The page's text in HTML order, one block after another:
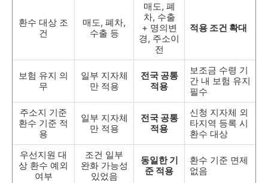
환수 대상 조
건
매도, 폐차,
수출 등
매도, 폐
차, 수출
+ 명의변
경, 주소이
전
적용 조건 확대
보험 유지 의
무
일부 지자체
만 적용
전국 공통
적용
보조금 수령 기
간 내 보험 유지
필수
주소지 기준
환수 기준 적
용
일부 지자체
만 적용
전국 공통
적용
신청 지자체 외
타지역 등록 시
환수 대상
우선지원 대
상 환수 예외
여부
조건 일부
완화 가능성
있었음
동일한 기
준 적용
환수 기준 면제
없음